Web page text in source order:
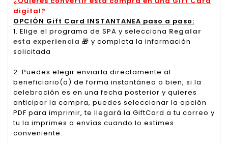
digital?
OPCIÓN Gift Card INSTANTANEA paso a paso:
1. Elige el programa de SPA y selecciona Regalar
esta experiencia 🎁 y completa la información
solicitada
2. Puedes elegir enviarla directamente al
beneficiario(a) de forma instantánea o bien, si la
celebración es en una fecha posterior y quieres
anticipar la compra, puedes seleccionar la opción
PDF para imprimir, te llegará la GiftCard a tu correo y
tu la imprimes o envías cuando lo estimes
conveniente.